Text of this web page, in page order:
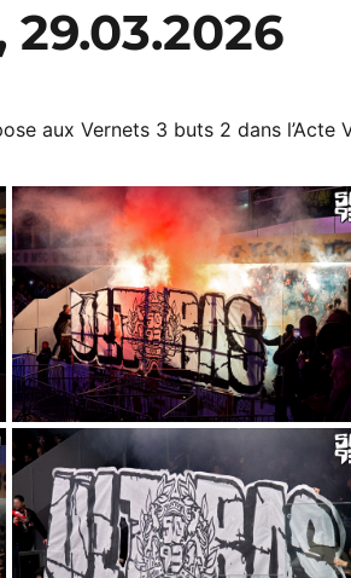
29.03.2026
aux Vernets 3 buts 2 dans l’Acte